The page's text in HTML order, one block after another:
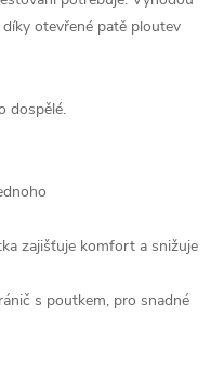
otevřené patě ploutev
dospělé.
zajišťuje komfort a snižuje
s poutkem, pro snadné